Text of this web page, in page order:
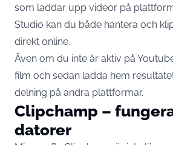
som laddar upp videor på
Studio kan du både hantera och
direkt online.
Även om du inte är aktiv på
film och sedan ladda hem
delning på andra plattformar.
Clipchamp –
datorer